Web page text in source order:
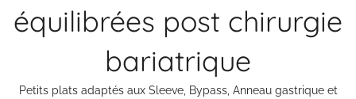
équilibrées post chirurgie
bariatrique
Petits plats adaptés aux Sleeve, Bypass, Anneau gastrique et